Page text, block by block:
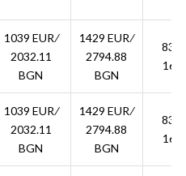
1039 EUR ∕
2032.11
BGN
1429 EUR ∕
2794.88
BGN
1039 EUR ∕
2032.11
BGN
1429 EUR ∕
2794.88
BGN